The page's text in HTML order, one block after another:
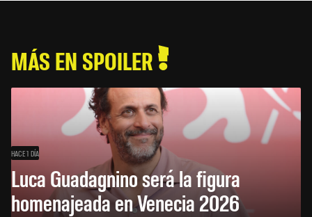
MÁS EN SPOILER
HACE 1 DÍA
Luca Guadagnino será la figura
homenajeada en Venecia 2026